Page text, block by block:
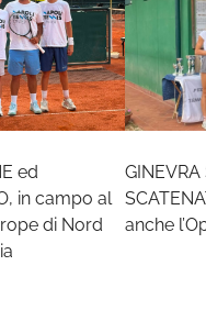
ed
in campo al
di Nord
GINEVRA
anche